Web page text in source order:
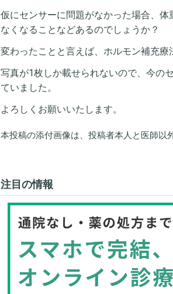
仮にセンサーに問題がなかった場合、
なくなることなどあるのでしょうか？
変わったことと言えば、ホルモン補充療
写真が1枚しか載せられないので、今の
ていました。
よろしくお願いいたします。
本投稿の添付画像は、投稿者本人と医師以
注目の情報